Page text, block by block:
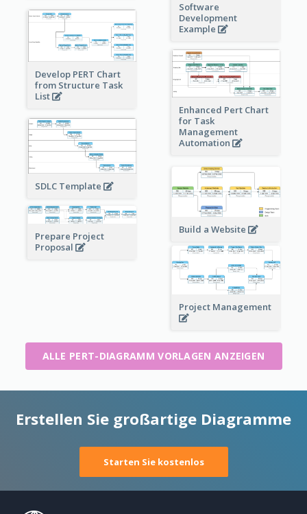
Software
Development
Example
Develop PERT Chart
from Structure Task
List
Enhanced Pert Chart
for Task
Management
Automation
SDLC Template
Build a Website
Prepare Project
Proposal
Project Management
ALLE PERT-DIAGRAMM VORLAGEN ANZEIGEN
Erstellen Sie großartige Diagramme
Starten Sie kostenlos